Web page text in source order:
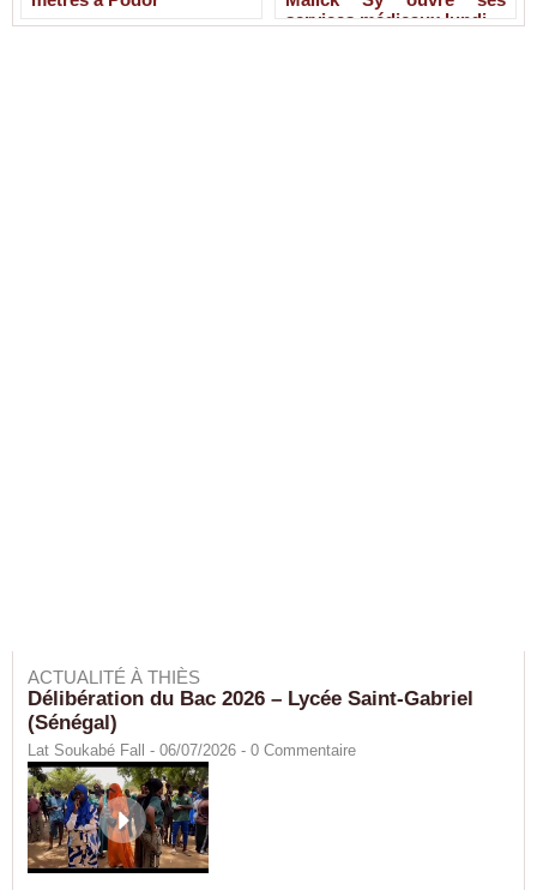
services médicaux lundi
ACTUALITÉ À THIÈS
Délibération du Bac 2026 – Lycée Saint-Gabriel
(Sénégal)
Lat Soukabé Fall - 06/07/2026 - 0 Commentaire